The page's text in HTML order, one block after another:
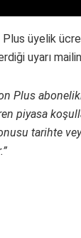
üyelik
uyarı
Plus
piyasa
tarihte